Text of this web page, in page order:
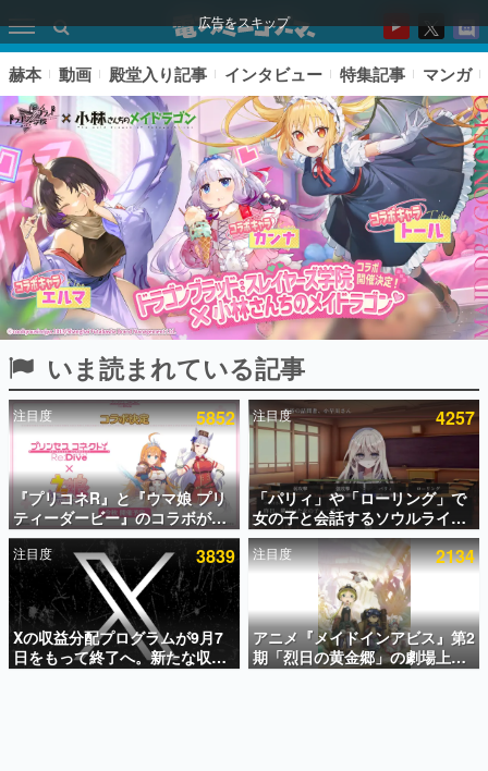
広告をスキップ
ピックアップ
電ファミのいま読まれている記事ランキング
アプリセール情報
インタビュー
連載・特集一覧
殿堂入り記事
SNS拡散数が数千以上！ ページビュー数万以上！ などな
ど。多くの人々に読まれた、電ファミ渾身の“殿堂入り”記
事をまとめました。
赫本 動画 殿堂入り記事 インタビュー 特集記事 マンガ
いま読まれている記事
注目度 5852
『プリコネR』と『ウマ娘 プリ
ティーダービー』のコラボが決
定！“最大170連無料”の8.5周年
キャンペーンなども発表
注目度 4257
「パリィ」や「ローリング」で
女の子と会話するソウルライク
恋愛ゲーム『小早川さんはソウ
ルライク』無料公開。返事に失
敗すると「YOU DIED」
注目度 3839
Xの収益分配プログラムが9月7
日をもって終了へ。新たな収益
化制度「Original Content
注目度 2134
アニメ『メイドインアビス』第2
期「烈日の黄金郷」の劇場上映
が決定！レグ役・伊瀬茉莉也さ